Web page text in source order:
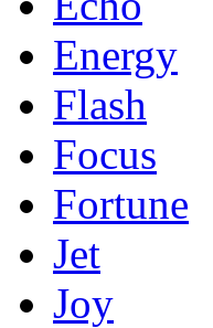
Energy
Flash
Focus
Fortune
Jet
Joy